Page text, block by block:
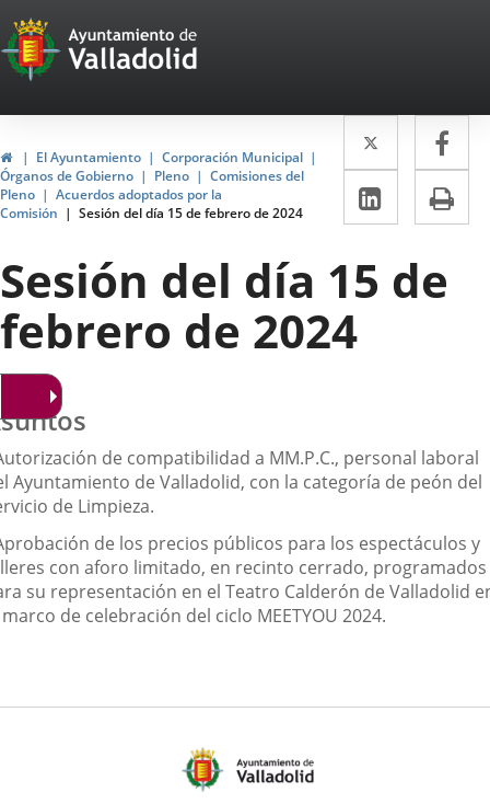
Portal
Web
del
Ayuntamiento
de
Valladolid
InicioEl Ayuntamiento
Corporación Municipal
Órganos de Gobierno
Pleno
Comisiones del
Pleno
Acuerdos adoptados por la
Comisión
Sesión del día 15 de febrero de 2024
Twitter
Enlace
a
una
externa.
a
LinkedIn
Enlace
a
una
Sesión del día 15 de
febrero de 2024
de compatibilidad a MM.P.C., personal laboral
Ayuntamiento de Valladolid, con la categoría de peón del
de Limpieza.
de los precios públicos para los espectáculos y
con aforo limitado, en recinto cerrado, programados
su representación en el Teatro Calderón de Valladolid
de celebración del ciclo MEETYOU 2024.